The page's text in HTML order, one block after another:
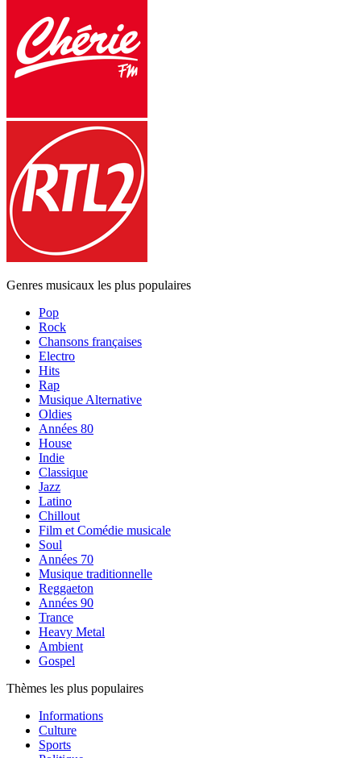
Genres musicaux les plus populaires
Pop
Rock
Chansons françaises
Electro
Hits
Rap
Musique Alternative
Oldies
Années 80
House
Indie
Classique
Jazz
Latino
Chillout
Film et Comédie musicale
Soul
Années 70
Musique traditionnelle
Reggaeton
Années 90
Trance
Heavy Metal
Ambient
Gospel
Thèmes les plus populaires
Informations
Culture
Sports